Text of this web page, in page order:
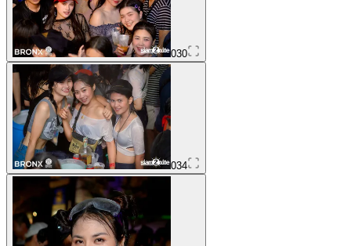
030
034